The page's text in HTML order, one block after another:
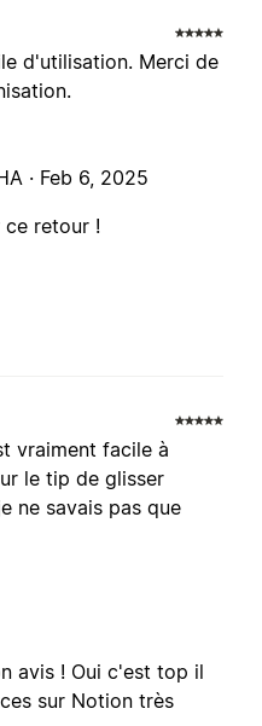
d'utilisation. Merci de
· Feb 6, 2025
ce retour !
vraiment facile à
le tip de glisser
ne savais pas que
avis ! Oui c'est top il
sur Notion très